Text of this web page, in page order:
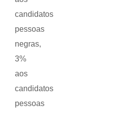
candidatos
pessoas
negras,
3%
aos
candidatos
pessoas